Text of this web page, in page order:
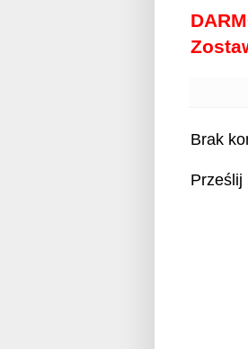
Brak
Prześlij